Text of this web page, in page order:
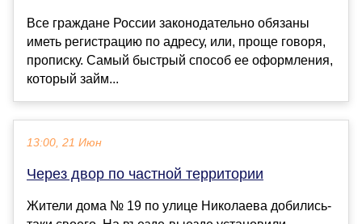
Все граждане России законодательно обязаны
иметь регистрацию по адресу, или, проще говоря,
прописку. Самый быстрый способ ее оформления,
который займ...
13:00, 21 Июн
Через двор по частной территории
Жители дома № 19 по улице Николаева добились-